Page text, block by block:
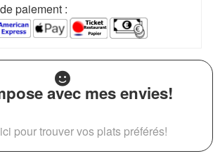
paiement :
avec mes envies!
pour trouver vos plats préférés!